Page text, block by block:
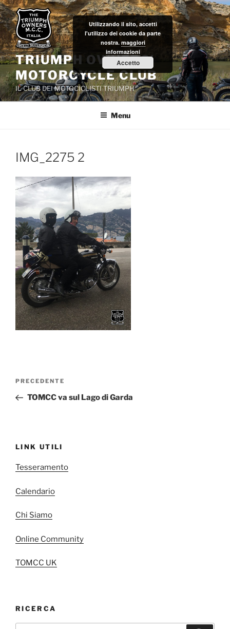
Salta
al
contenuto
TRIUMPH OWNERS'
MOTORCYCLE CLUB
IL CLUB DEI MOTOCICLISTI TRIUMPH
Menu
IMG_2275 2
Navigazione
Articolo
precedente:
PRECEDENTE
TOMCC va sul Lago di Garda
LINK UTILI
Tesseramento
Calendario
Chi Siamo
Online Community
TOMCC UK
RICERCA
Utilizzando il sito, accetti
l'utilizzo dei cookie da parte
nostra. maggiori
informazioni
Accetto